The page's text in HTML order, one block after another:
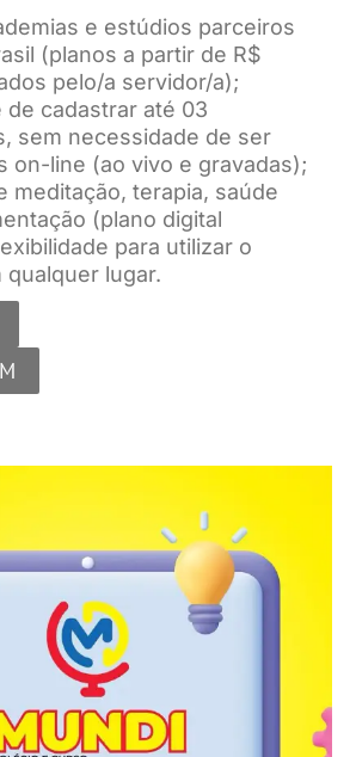
e estúdios parceiros
(planos a partir de R$
pelo/a servidor/a);
de cadastrar até 03
sem necessidade de ser
on-line (ao vivo e gravadas);
meditação, terapia, saúde
(plano digital
para utilizar o
lugar.